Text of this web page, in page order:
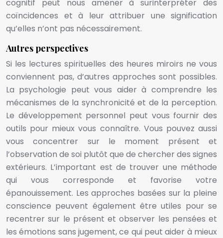
cognitif peut nous amener à surinterpréter des
coïncidences et à leur attribuer une signification
qu’elles n’ont pas nécessairement.
Autres perspectives
Si les lectures spirituelles des heures miroirs ne vous
conviennent pas, d’autres approches sont possibles.
La psychologie peut vous aider à comprendre les
mécanismes de la synchronicité et de la perception.
Le développement personnel peut vous fournir des
outils pour mieux vous connaître. Vous pouvez aussi
vous concentrer sur le moment présent et
l’observation de soi plutôt que de chercher des signes
extérieurs. L’important est de trouver une méthode
qui vous corresponde et favorise votre
épanouissement. Les approches basées sur la pleine
conscience peuvent également être utiles pour se
recentrer sur le présent et observer les pensées et
les émotions sans jugement, ce qui peut aider à mieux